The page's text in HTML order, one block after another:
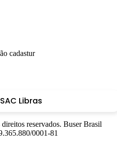
SAC Libras
reservados. Buser Brasil
0001-81